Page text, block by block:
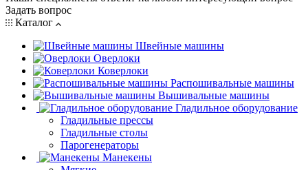
Задать вопрос
Каталог
Швейные машины
Оверлоки
Коверлоки
Распошивальные машины
Вышивальные машины
Гладильное оборудование
Гладильные прессы
Гладильные столы
Парогенераторы
Манекены